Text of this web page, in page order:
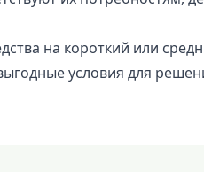
на короткий или
условия для